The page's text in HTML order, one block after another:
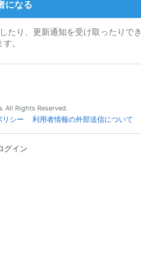
になる
たり、更新通知を受け取ったりでき
。
All Rights Reserved.
リシー 利用者情報の外部送信について
グイン